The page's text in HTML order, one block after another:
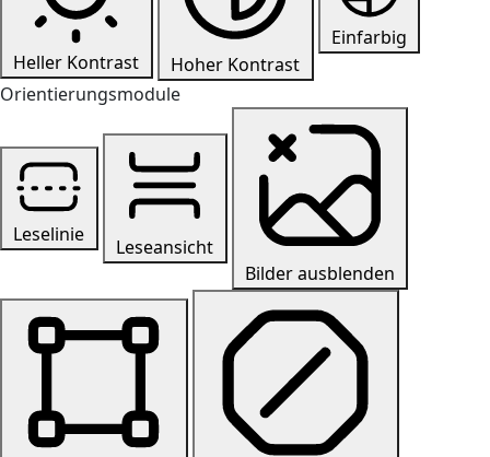
Heller Kontrast Hoher Kontrast
Einfarbig
Orientierungsmodule
Leselinie
Leseansicht
Bilder ausblenden